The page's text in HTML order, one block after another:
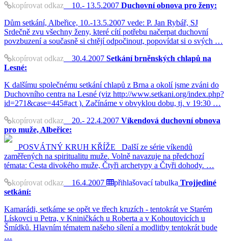
kopírovat odkaz 10.- 13.5.2007 Duchovní obnova pro ženy:
Dům setkání, Albeřice, 10.-13.5.2007 vede: P. Jan Rybář, SJ
Srdečně zvu všechny ženy, které cítí potřebu načerpat duchovní
povzbuzení a současně si chtějí odpočinout, popovídat si o svých …
kopírovat odkaz 30.4.2007 Setkání brněnských chlapů na
Lesné:
K dalšímu společnému setkání chlapů z Brna a okolí jsme zváni do
Duchovního centra na Lesné (viz http://www.setkani.org/index.php?
id=271&case=445#act ). Začínáme v obvyklou dobu, tj. v 19:30 …
kopírovat odkaz 20.- 22.4.2007 Víkendová duchovní obnova
pro muže, Albeřice:
POSVÁTNÝ KRUH KŘÍŽE Další ze série víkendů
zaměřených na spiritualitu muže. Volně navazuje na předchozí
témata: Cesta divokého muže, Čtyři archetypy a Čtyři dohody. …
kopírovat odkaz 16.4.2007 přihlašovací tabulka Trojjediné
setkání:
Kamarádi, setkáme se opět ve třech kruzích - tentokrát ve Starém
Lískovci u Petra, v Kniničkách u Roberta a v Kohoutovicích u
Šmídků. Hlavním tématem našeho sílení a modlitby tentokrát bude
…